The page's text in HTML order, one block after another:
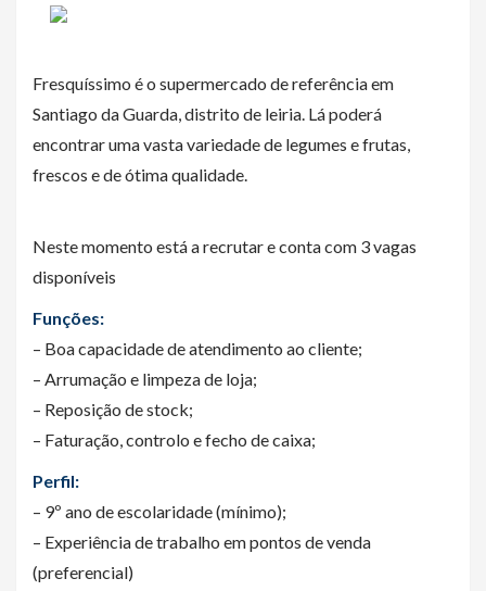
Fresquíssimo é o supermercado de referência em
Santiago da Guarda, distrito de leiria. Lá poderá
encontrar uma vasta variedade de legumes e frutas,
frescos e de ótima qualidade.
Neste momento está a recrutar e conta com 3 vagas
disponíveis
Funções:
– Boa capacidade de atendimento ao cliente;
– Arrumação e limpeza de loja;
– Reposição de stock;
– Faturação, controlo e fecho de caixa;
Perfil:
– 9º ano de escolaridade (mínimo);
– Experiência de trabalho em pontos de venda
(preferencial)